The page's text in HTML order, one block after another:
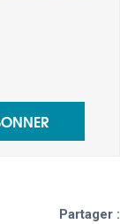
Partager :